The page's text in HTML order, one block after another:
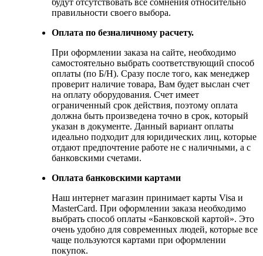
правильности своего выбора.
Оплата по безналичному расчету.
При оформлении заказа на сайте, необходимо
самостоятельно выбрать соответствующий способ
оплаты (по Б/Н). Сразу после того, как менеджер
проверит наличие товара, Вам будет выслан счет
на оплату оборудования. Счет имеет
ограниченный срок действия, поэтому оплата
должна быть произведена точно в срок, который
указан в документе. Данный вариант оплаты
идеально подходит для юридических лиц, которые
отдают предпочтение работе не с наличными, а с
банковскими счетами.
Оплата банковскими картами
Наш интернет магазин принимает карты Visa и
MasterCard. При оформлении заказа необходимо
выбрать способ оплаты «Банковской картой». Это
очень удобно для современных людей, которые все
чаще пользуются картами при оформлении
покупок.